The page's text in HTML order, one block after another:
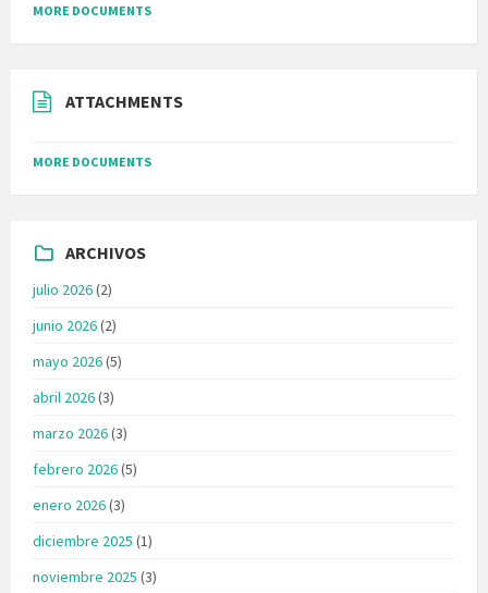
MORE DOCUMENTS
ATTACHMENTS
MORE DOCUMENTS
ARCHIVOS
julio 2026(2)
junio 2026(2)
mayo 2026(5)
abril 2026(3)
marzo 2026(3)
febrero 2026(5)
enero 2026(3)
diciembre 2025 (1)
noviembre 2025 (3)